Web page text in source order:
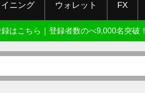
ニング ウォレット FX
はこちら｜登録者数のべ9,000名突破！